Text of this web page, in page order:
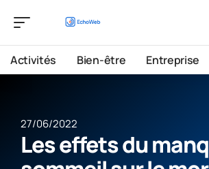
Activités Bien-être Entreprise
27/06/2022
Les effets du